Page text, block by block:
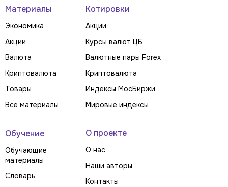
Материалы
Экономика
Акции
Валюта
Криптовалюта
Товары
Все материалы
Котировки
Акции
Курсы валют ЦБ
Валютные пары Forex
Криптовалюта
Индексы МосБиржи
Мировые индексы
Обучение
Обучающие
материалы
Словарь
О проекте
О нас
Наши авторы
Контакты